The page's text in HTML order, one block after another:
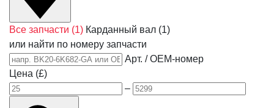
Все запчасти (1) Карданный вал (1)
или найти по номеру запчасти
Арт. / OEM-номер
Цена (£)
–